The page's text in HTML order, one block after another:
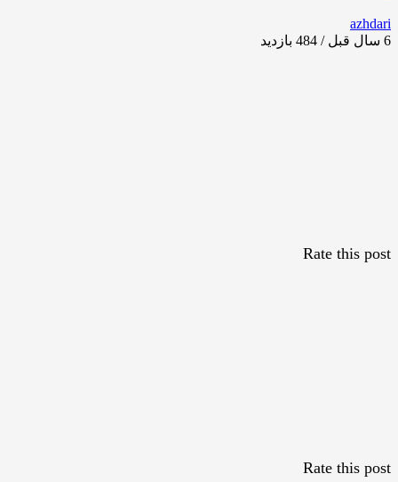
azhdari
6 سال قبل / 484
بازدید
Rate this post
Rate this post